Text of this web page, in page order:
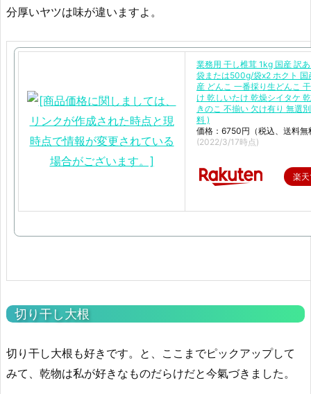
分厚いヤツは味が違いますよ。
業務用 干し椎茸 1kg 国産 訳
袋または500g/袋x2 ホクト 国
産 どんこ 一番採り生どんこ
け 乾しいたけ 乾燥シイタケ
きのこ 不揃い 欠け有り 無選
料 )
価格：6750円（税込、送料無
(2022/3/17時点)
楽
切り干し大根
切り干し大根も好きです。と、ここまでピックアップして
みて、乾物は私が好きなものだらけだと今氣づきました。